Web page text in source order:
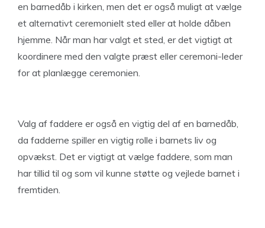
en barnedåb i kirken, men det er også muligt at vælge
et alternativt ceremonielt sted eller at holde dåben
hjemme. Når man har valgt et sted, er det vigtigt at
koordinere med den valgte præst eller ceremoni-leder
for at planlægge ceremonien.
Valg af faddere er også en vigtig del af en barnedåb,
da fadderne spiller en vigtig rolle i barnets liv og
opvækst. Det er vigtigt at vælge faddere, som man
har tillid til og som vil kunne støtte og vejlede barnet i
fremtiden.